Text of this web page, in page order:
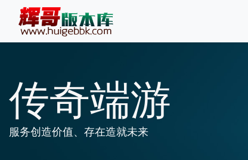
传奇端游
服务创造价值、存在造就未来